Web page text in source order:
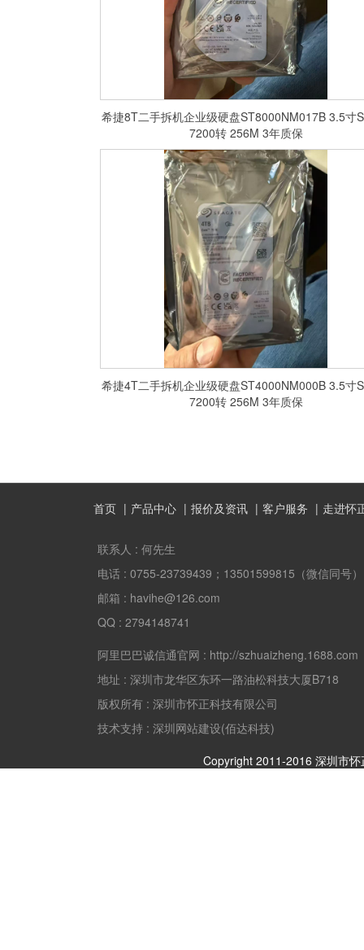
希捷8T二手拆机企业级硬盘ST8000NM017B 3.5寸
7200转 256M 3年质保
希捷4T二手拆机企业级硬盘ST4000NM000B 3.5寸
7200转 256M 3年质保
首页 产品中心 报价及资讯 客户服务 走进怀
联系人 : 何先生
电话 : 0755-23739439；13501599815（微信同号）
邮箱 : havihe@126.com
QQ : 2794148741
阿里巴巴诚信通官网 : http://szhuaizheng.1688.com
地址 : 深圳市龙华区东环一路油松科技大厦B718
版权所有 : 深圳市怀正科技有限公司
技术支持 : 深圳网站建设(佰达科技)
Copyright 2011-2016 深圳市